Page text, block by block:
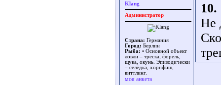
Klang
Администратор
Страна: Германия
Город: Берлин
Рыба: • Основной объект
ловли – треска, форель,
щука, окунь. Эпизодически
– селёдка, хорнфиш,
виттлинг.
моя анкета
10.
Не